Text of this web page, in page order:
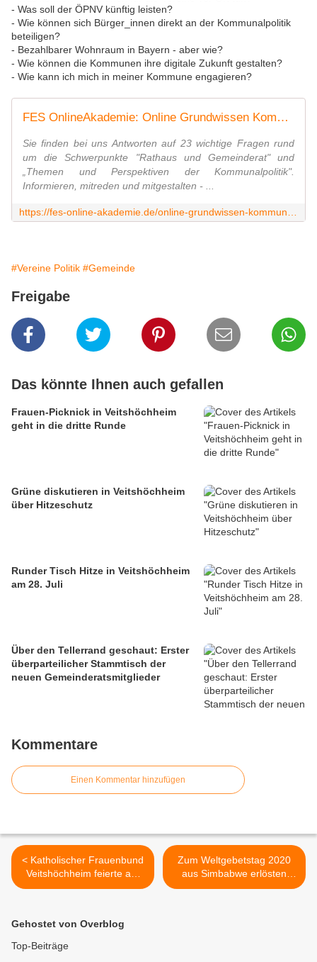
- Was soll der ÖPNV künftig leisten?
- Wie können sich Bürger_innen direkt an der Kommunalpolitik
beteiligen?
- Bezahlbarer Wohnraum in Bayern - aber wie?
- Wie können die Kommunen ihre digitale Zukunft gestalten?
- Wie kann ich mich in meiner Kommune engagieren?
FES OnlineAkademie: Online Grundwissen Kommunalpolitik Bayern
Sie finden bei uns Antworten auf 23 wichtige Fragen rund
um die Schwerpunkte "Rathaus und Gemeinderat" und
„Themen und Perspektiven der Kommunalpolitik".
Informieren, mitreden und mitgestalten - ...
#Vereine Politik #Gemeinde
Freigabe
Das könnte Ihnen auch gefallen
Frauen-Picknick in Veitshöchheim
geht in die dritte Runde
Grüne diskutieren in Veitshöchheim
über Hitzeschutz
Runder Tisch Hitze in Veitshöchheim
am 28. Juli
Über den Tellerrand geschaut: Erster
überparteilicher Stammtisch der
neuen Gemeinderatsmitglieder
Kommentare
Einen Kommentar hinzufügen
< Katholischer Frauenbund
Veitshöchheim feierte am
Weltfrauentag 50jähriges
Station TANZBÄR
Zum Weltgebetstag 2020
aus Simbabwe erlösten
Pfarreien aus
Gehostet von Overblog
Top-Beiträge